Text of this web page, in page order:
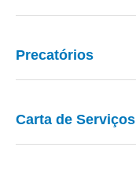
Precatórios
Carta de Serviços